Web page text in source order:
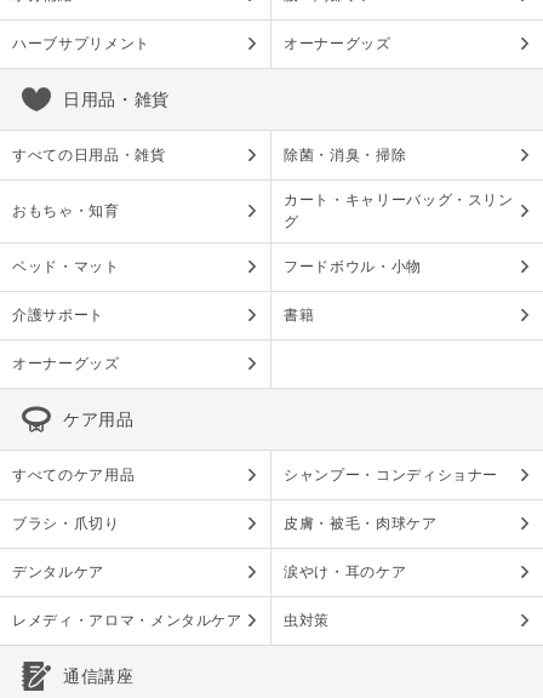
ハーブサプリメント オーナーグッズ
日用品・雑貨
すべての日用品・雑貨 除菌・消臭・掃除
おもちゃ・知育
カート・キャリーバッグ・スリン
グ
ベッド・マット フードボウル・小物
介護サポート 書籍
オーナーグッズ
ケア用品
すべてのケア用品 シャンプー・コンディショナー
ブラシ・爪切り 皮膚・被毛・肉球ケア
デンタルケア 涙やけ・耳のケア
レメディ・アロマ・メンタルケア 虫対策
通信講座